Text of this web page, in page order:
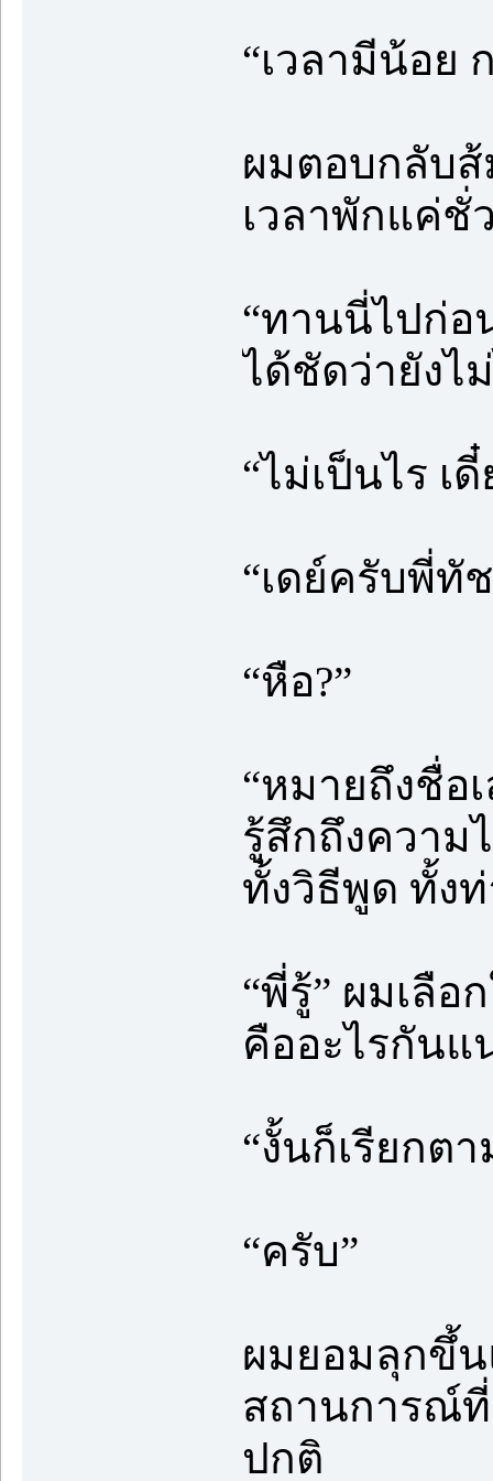
“เวลามีน้อย
ผมตอบกลับส้
เวลาพักแค่ชั่
“ทานนี่ไปก่อ
ได้ชัดว่ายังไ
“ไม่เป็นไร เ
“เดย์ครับพี่ทั
“หือ?”
“หมายถึงชื่อ
รู้สึกถึงความ
ทั้งวิธีพูด ทั้ง
“พี่รู้” ผมเลือ
คืออะไรกันแ
“งั้นก็เรียกต
“ครับ”
ผมยอมลุกขึ้น
สถานการณ์ที่
ปกติ